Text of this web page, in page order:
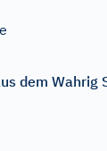
dem Wahrig